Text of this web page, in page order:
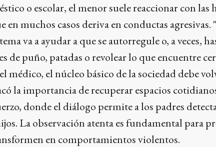
o escolar, el menor suele reaccionar con las
en muchos casos deriva en conductas
va a ayudar a que se autorregule o, a veces,
de puño, patadas o revolear lo que encuentre
médico, el núcleo básico de la sociedad debe
la importancia de recuperar espacios
donde el diálogo permite a los padres
La observación atenta es fundamental para
en comportamientos violentos.